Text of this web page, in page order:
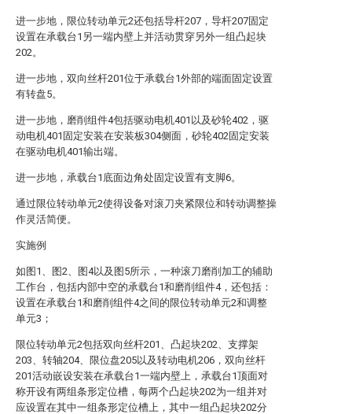
进一步地，限位转动单元2还包括导杆207，导杆207固定
设置在承载台1另一端内壁上并活动贯穿另外一组凸起块
202。
进一步地，双向丝杆201位于承载台1外部的端面固定设置
有转盘5。
进一步地，磨削组件4包括驱动电机401以及砂轮402，驱
动电机401固定安装在安装板304侧面，砂轮402固定安装
在驱动电机401输出端。
进一步地，承载台1底面边角处固定设置有支脚6。
通过限位转动单元2使得设备对滚刀夹紧限位和转动调整操
作灵活简便。
实施例
如图1、图2、图4以及图5所示，一种滚刀磨削加工的辅助
工作台，包括内部中空的承载台1和磨削组件4，还包括：
设置在承载台1和磨削组件4之间的限位转动单元2和调整
单元3；
限位转动单元2包括双向丝杆201、凸起块202、支撑架
203、转轴204、限位盘205以及转动电机206，双向丝杆
201活动嵌设安装在承载台1一端内壁上，承载台1顶面对
称开设有两组条形定位槽，每两个凸起块202为一组并对
应设置在其中一组条形定位槽上，其中一组凸起块202分